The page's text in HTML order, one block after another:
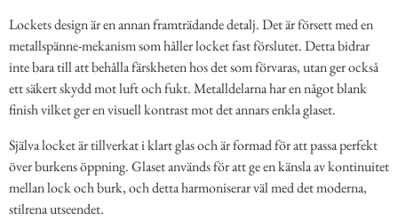
Lockets design är en annan framträdande detalj. Det är försett med en
metallspänne-mekanism som håller locket fast förslutet. Detta bidrar
inte bara till att behålla färskheten hos det som förvaras, utan ger också
ett säkert skydd mot luft och fukt. Metalldelarna har en något blank
finish vilket ger en visuell kontrast mot det annars enkla glaset.
Själva locket är tillverkat i klart glas och är formad för att passa perfekt
över burkens öppning. Glaset används för att ge en känsla av kontinuitet
mellan lock och burk, och detta harmoniserar väl med det moderna,
stilrena utseendet.